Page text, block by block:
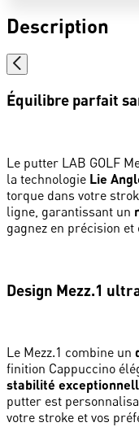
Description
Équilibre parfait
Le putter LAB GOLF
la technologie Lie
torque dans votre
ligne, garantissant un
gagnez en précision
Design Mezz.1
Le Mezz.1 combine un
finition Cappuccino
stabilité
putter est
votre stroke et vos